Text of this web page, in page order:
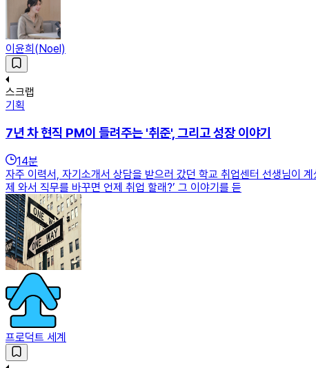
이윤희(Noel)
스크랩
기획
7년 차 현직 PM이 들려주는 '취준', 그리고 성장 이야기
14분
자주 이력서, 자기소개서 상담을 받으러 갔던 학교 취업센터 선생님이
제 와서 직무를 바꾸면 언제 취업 할래?’ 그 이야기를 듣
프로덕트 세계